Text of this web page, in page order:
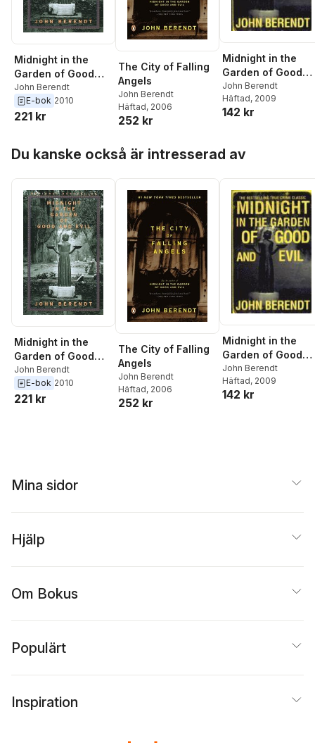
Midnight in the
Garden of Good
and Evil
John Berendt
E-bok 2010
221 kr
The City of Falling
Angels
John Berendt
Häftad, 2006
252 kr
Midnight in the
Garden of Good
and Evil
John Berendt
Häftad, 2009
142 kr
Du kanske också är intresserad av
Midnight in the
Garden of Good
and Evil
John Berendt
E-bok 2010
221 kr
The City of Falling
Angels
John Berendt
Häftad, 2006
252 kr
Midnight in the
Garden of Good
and Evil
John Berendt
Häftad, 2009
142 kr
Mina sidor
Hjälp
Om Bokus
Populärt
Inspiration